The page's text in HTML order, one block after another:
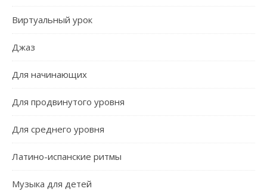
Виртуальный урок
Джаз
Для начинающих
Для продвинутого уровня
Для среднего уровня
Латино-испанские ритмы
Музыка для детей